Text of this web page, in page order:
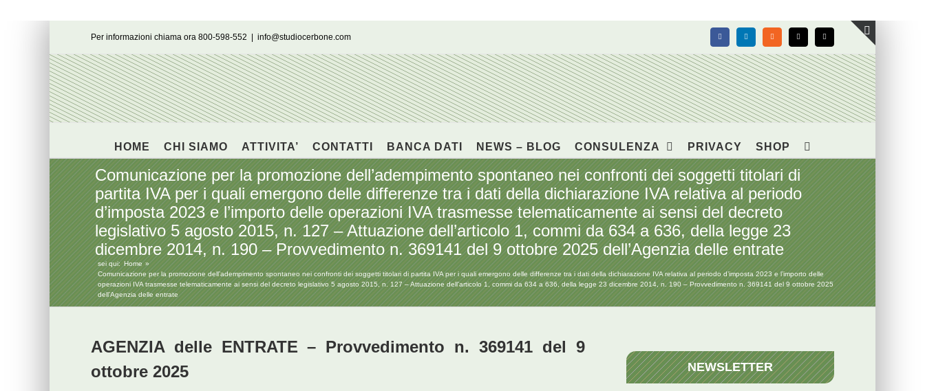
Per informazioni chiama ora 800-598-552 info@studiocerbone.com FacebookLinkedIn Rss X Email
HOME CHI SIAMO ATTIVITA’ CONTATTI BANCA DATI NEWS – BLOG CONSULENZA PRIVACY SHOP
Comunicazione per la promozione dell’adempimento spontaneo nei confronti dei soggetti titolari di
partita IVA per i quali emergono delle differenze tra i dati della dichiarazione IVA relativa al periodo
d’imposta 2023 e l’importo delle operazioni IVA trasmesse telematicamente ai sensi del decreto
legislativo 5 agosto 2015, n. 127 – Attuazione dell’articolo 1, commi da 634 a 636, della legge 23
dicembre 2014, n. 190 – Provvedimento n. 369141 del 9 ottobre 2025 dell’Agenzia delle entrate
sei qui: Home
Comunicazione per la promozione dell’adempimento spontaneo nei confronti dei soggetti titolari di partita IVA per i quali emergono delle differenze tra i dati della dichiarazione IVA relativa al periodo d’imposta 2023 e l’importo delle
operazioni IVA trasmesse telematicamente ai sensi del decreto legislativo 5 agosto 2015, n. 127 – Attuazione dell’articolo 1, commi da 634 a 636, della legge 23 dicembre 2014, n. 190 – Provvedimento n. 369141 del 9 ottobre 2025
dell’Agenzia delle entrate
AGENZIA delle ENTRATE – Provvedimento n. 369141 del 9
ottobre 2025
NEWSLETTER
Toggle
area
barra
scorrevole